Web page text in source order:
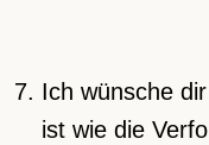
Ich wünsche
ist wie die